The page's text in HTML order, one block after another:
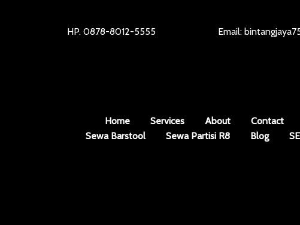
HP. 0878-8012-5555 Email:
Home Services About Contact
Sewa Barstool
Sewa Partisi R8 Blog